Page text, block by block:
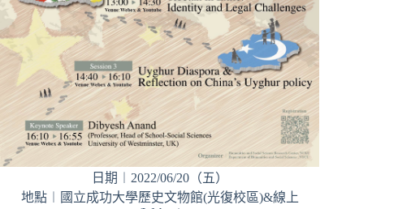
日期︱2022/06/20（五）
地點︱國立成功大學歷史文物館(光復校區)&線上